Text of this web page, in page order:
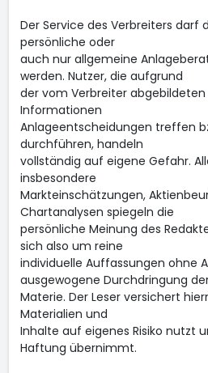
Der Service des Verbreiters darf
persönliche oder
auch nur allgemeine
werden. Nutzer, die aufgrund
der vom Verbreiter
Informationen
Anlageentscheidungen treffen
durchführen, handeln
vollständig auf eigene Gefahr.
insbesondere
Markteinschätzungen,
Chartanalysen spiegeln die
persönliche Meinung des
sich also um reine
individuelle Auffassungen ohne
ausgewogene Durchdringung
Materie. Der Leser versichert
Materialien und
Inhalte auf eigenes Risiko nutzt
Haftung übernimmt.